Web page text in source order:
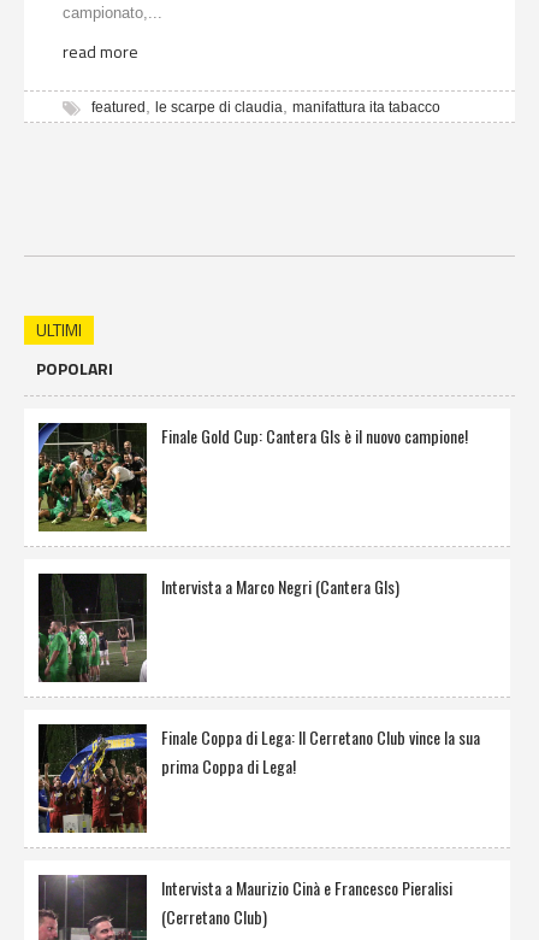
campionato,...
read more
featured , le scarpe di claudia, manifattura ita tabacco
ULTIMI
POPOLARI
Finale Gold Cup: Cantera Gls è il nuovo campione!
Intervista a Marco Negri (Cantera Gls)
Finale Coppa di Lega: Il Cerretano Club vince la sua
prima Coppa di Lega!
Intervista a Maurizio Cinà e Francesco Pieralisi
(Cerretano Club)